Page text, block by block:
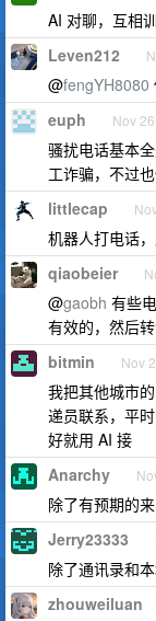
AI 对聊，互相
Leven212
@fengYH8080
euph Nov
骚扰电话基本
工诈骗，不过也
littlecap
机器人打电话
qiaobeier
@gaobh 有些
有效的，然后
bitmin Nov
我把其他城市
递员联系，平
好就用 AI 接
Anarchy
除了有预期的
Jerry23333
除了通讯录和
zhouweiluan